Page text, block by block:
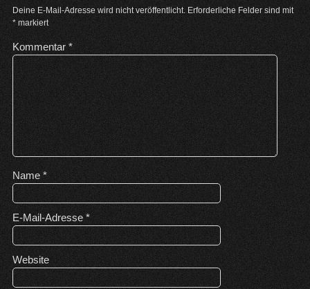
Deine E-Mail-Adresse wird nicht veröffentlicht. Erforderliche Felder sind mit
*markiert
Kommentar *
Name *
E-Mail-Adresse *
Website